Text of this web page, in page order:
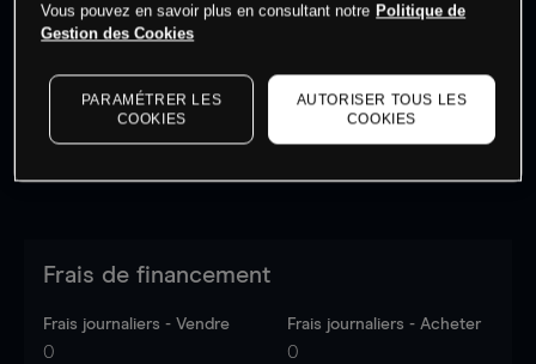
Les prix sont indicatifs.Connectez-vous pour voir les
dernières données du marché.
Frais de financement
Frais journaliers - Vendre
0
Frais journaliers - Acheter
0
Vous pouvez en savoir plus en consultant notre Politique de
Gestion des Cookies
PARAMÉTRER LES
COOKIES
AUTORISER TOUS LES
COOKIES